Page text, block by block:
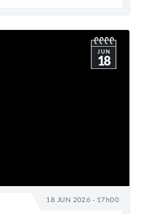
18 JUN 2026 - 17h00
JUN
18